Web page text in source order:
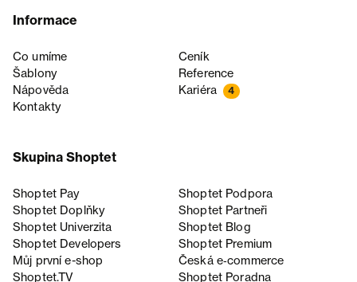
Informace
Co umíme
Ceník
Šablony
Reference
Nápověda
Kariéra 4
Kontakty
Skupina Shoptet
Shoptet Pay
Shoptet Podpora
Shoptet Doplňky
Shoptet Partneři
Shoptet Univerzita
Shoptet Blog
Shoptet Developers
Shoptet Premium
Můj první e-shop
Česká e‑commerce
Shoptet.TV
Shoptet Poradna